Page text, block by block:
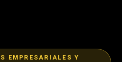
EMPRESARIALES Y